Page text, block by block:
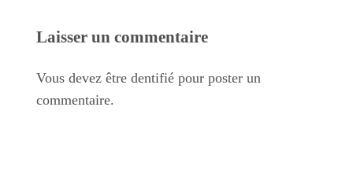
Laisser un commentaire
Vous devez être dentifié pour poster un
commentaire.